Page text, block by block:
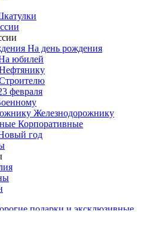
На день рождения
юбилей
февраля
Железнодорожнику
Корпоративные
год
подарки и эксклюзивные